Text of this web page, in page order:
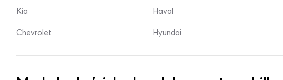
Kia
Chevrolet
Haval
Hyundai